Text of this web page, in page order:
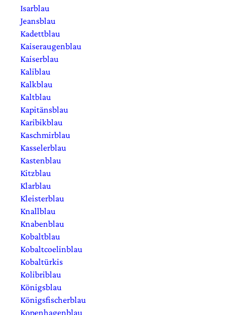
Isarblau
Jeansblau
Kadettblau
Kaiseraugenblau
Kaiserblau
Kaliblau
Kalkblau
Kaltblau
Kapitänsblau
Karibikblau
Kaschmirblau
Kasselerblau
Kastenblau
Kitzblau
Klarblau
Kleisterblau
Knallblau
Knabenblau
Kobaltblau
Kobaltcoelinblau
Kobaltürkis
Kolibriblau
Königsblau
Königsfischerblau
Kopenhagenblau